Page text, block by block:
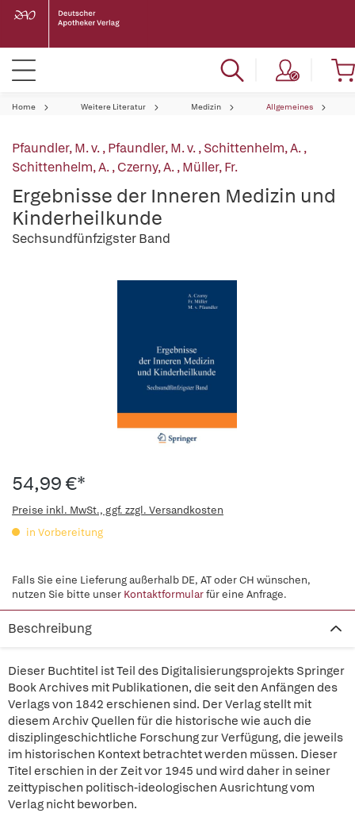
Home Weitere Literatur Medizin Allgemeines
Pfaundler, M. v.,Pfaundler, M. v.,Schittenhelm, A.,
Schittenhelm, A.,Czerny, A.,Müller, Fr.
Ergebnisse der Inneren Medizin und
Kinderheilkunde
Sechsundfünfzigster Band
54,99 €*
Preise inkl. MwSt., ggf. zzgl. Versandkosten
in Vorbereitung
Falls Sie eine Lieferung außerhalb DE, AT oder CH wünschen,
nutzen Sie bitte unser Kontaktformularfür eine Anfrage.
Beschreibung
Dieser Buchtitel ist Teil des Digitalisierungsprojekts Springer
Book Archives mit Publikationen, die seit den Anfängen des
Verlags von 1842 erschienen sind. Der Verlag stellt mit
diesem Archiv Quellen für die historische wie auch die
disziplingeschichtliche Forschung zur Verfügung, die jeweils
im historischen Kontext betrachtet werden müssen. Dieser
Titel erschien in der Zeit vor 1945 und wird daher in seiner
zeittypischen politisch-ideologischen Ausrichtung vom
Verlag nicht beworben.